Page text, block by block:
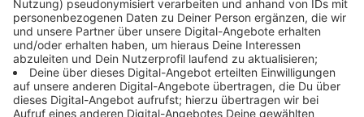
Desweiteren hat der Prozess gegen einen Mann
begonnen, der vor knapp drei Jahren einen
Taxifahrer bedroht haben soll. Allerdings ist der
Angeklagte zunächst nicht erschienen und dann
vorgeführt worden, so das die Verhandlung später
angefangen hat. Der Mann soll gemeinsam mit